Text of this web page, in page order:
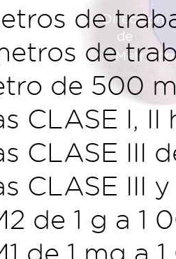
de
de
de 500
CLASE I, II
CLASE III
CLASE III
de 1 g a 1
de 1 mg a